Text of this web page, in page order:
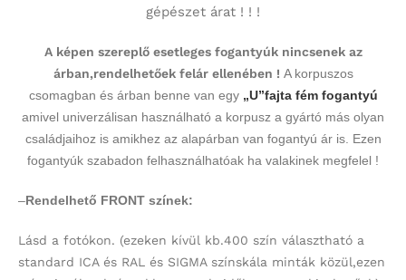
gépészet árat ! ! !
A képen szereplő esetleges fogantyúk nincsenek az
árban,rendelhetőek felár ellenében ! A korpuszos
csomagban és árban benne van egy „U”fajta fém fogantyú
amivel univerzálisan használható a korpusz a gyártó más olyan
családjaihoz is amikhez az alapárban van fogantyú ár is. Ezen
fogantyúk szabadon felhasználhatóak ha valakinek megfelel !
–Rendelhető FRONT színek:
Lásd a fotókon. (ezeken kívül kb.400 szín választható a
standard ICA és RAL és SIGMA színskála minták közül,ezen